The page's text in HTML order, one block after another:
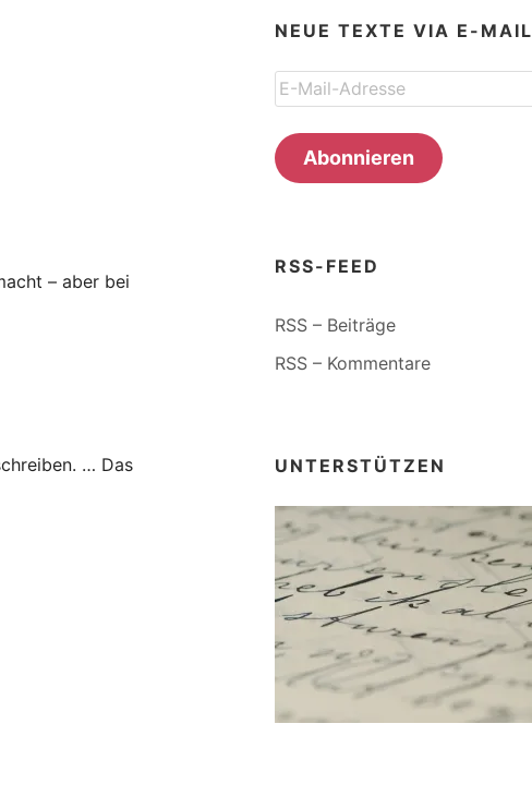
– aber bei
… Das
NEUE TEXTE VIA E-MAIL
E-
Mail-
Adresse
Abonnieren
RSS-FEED
RSS – Beiträge
RSS – Kommentare
UNTERSTÜTZEN